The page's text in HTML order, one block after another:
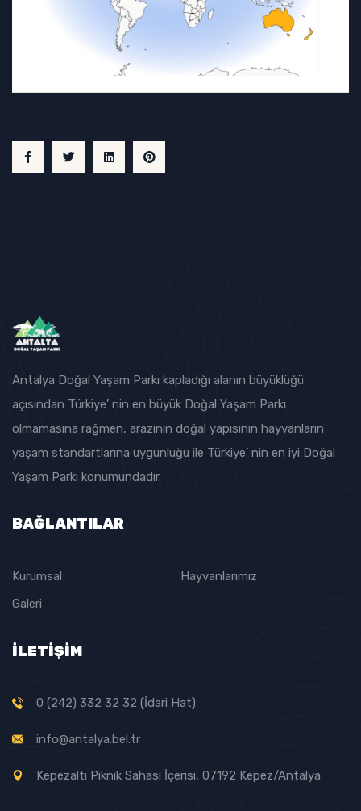
Antalya Doğal Yaşam Parkı kapladığı alanın büyüklüğü
açısından Türkiye’ nin en büyük Doğal Yaşam Parkı
olmamasına rağmen, arazinin doğal yapısının hayvanların
yaşam standartlarına uygunluğu ile Türkiye’ nin en iyi Doğal
Yaşam Parkı konumundadır.
BAĞLANTILAR
Kurumsal
Hayvanlarımız
Galeri
İLETİŞİM
0 (242) 332 32 32 (İdari Hat)
info@antalya.bel.tr
Kepezaltı Piknik Sahası İçerisi, 07192 Kepez/Antalya